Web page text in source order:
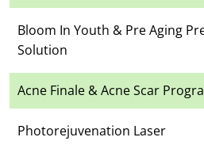
Bloom In Youth & Pre Aging
Solution
Acne Finale & Acne Scar
Photorejuvenation Laser